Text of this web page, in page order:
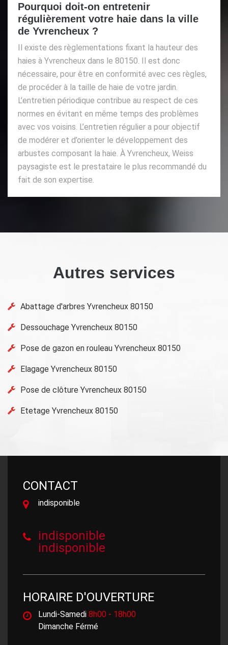
Pourquoi doit-on entretenir
régulièrement votre haie dans la ville
de Yvrencheux ?
Il existe des règlementations fixant la hauteur des
haies à Yvrencheux dans le 80150. Il est donc
nécessaire, pour être en conformité avec ces règles,
de procéder à la taille de haie de votre jardin.
L’entretien périodique contribue au respect de ces
normes en évitant en même temps des problèmes
avec vos voisins. L’entretien régulier a pour objectif
de modérer et d’orienter le développement des
arbustes composant la haie. À Yvrencheux, Weiss
paysagiste est le prestataire le plus recommandé du
fait de son expertise.
Autres services
Abattage d'arbres Yvrencheux 80150
Dessouchage Yvrencheux 80150
Pose de gazon en rouleau Yvrencheux 80150
Elagage Yvrencheux 80150
Pose de clôture Yvrencheux 80150
Etetage Yvrencheux 80150
CONTACT
indisponible
indisponible
indisponible
HORAIRE D'OUVERTURE
Lundi-Samedi 8h00 - 18h00
Dimanche Férmé